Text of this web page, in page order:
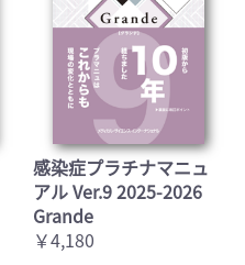
感染症プラチナマニュ
アル Ver.9 2025-2026
Grande
￥4,180